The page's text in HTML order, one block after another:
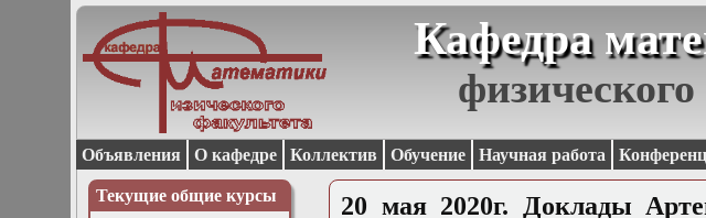
Кафедра
Объявления О кафедре Коллектив Обучение Научная работа
Текущие общие курсы
20 мая 2020г. Доклады